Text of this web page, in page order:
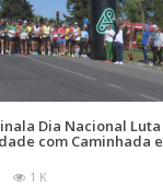
Dia Nacional Luta
com Caminhada e
1 K